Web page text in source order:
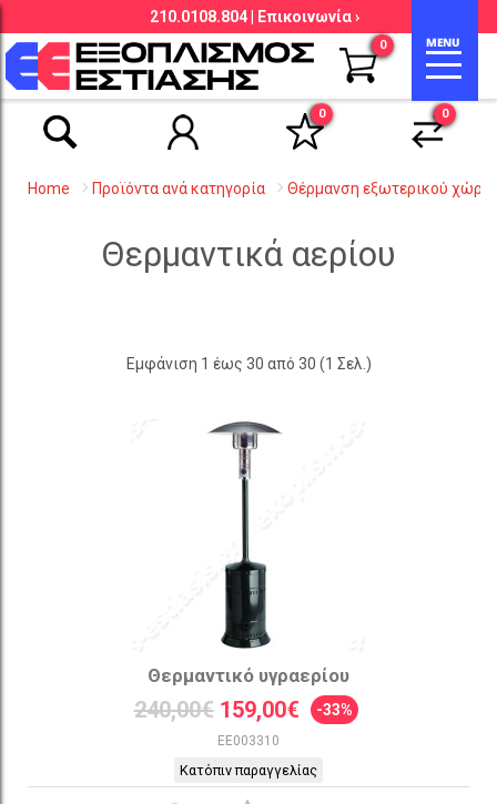
Αναζήτηση βάσει είδους, εταιρείας,
κωδικού κ.λ.π.
210.0108.804 | Επικοινωνία ›
0
0 0
Home Προϊόντα ανά κατηγορία Θέρμανση εξωτερικού
Θερμαντικά αερίου
Εμφάνιση 1 έως 30 από 30 (1 Σελ.)
Θερμαντικό υγραερίου
240,00€ 159,00€ -33%
EE003310
Κατόπιν παραγγελίας